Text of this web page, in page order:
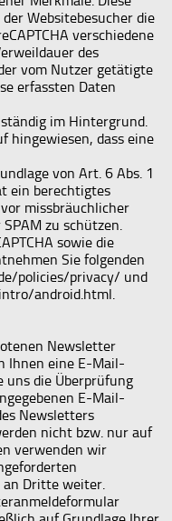
Websitebesucher die
verschiedene
des
vom Nutzer getätigte
erfassten Daten
im Hintergrund.
hingewiesen, dass eine
von Art. 6 Abs. 1
ein berechtigtes
missbräuchlicher
zu schützen.
sowie die
Sie folgenden
policies/privacy/ und
android.html.
Newsletter
Ihnen eine E-Mail-
uns die Überprüfung
E-Mail-
Newsletters
nicht bzw. nur auf
verwenden wir
an Dritte weiter.